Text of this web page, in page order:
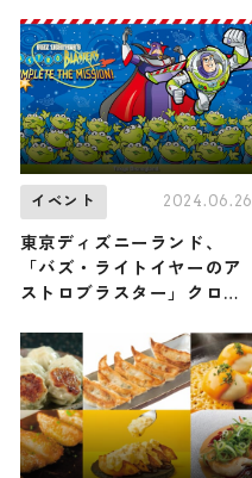
イベント 2024.06.26
東京ディズニーランド、
「バズ・ライトイヤーのア
ストロブラスター」クロー
開催